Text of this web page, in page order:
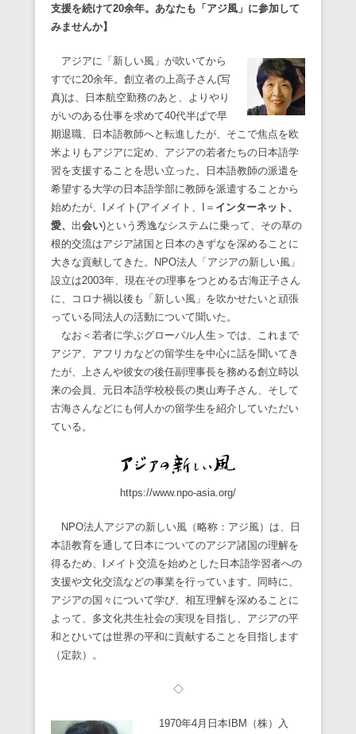
支援を続けて20余年。あなたも「アジ風」に参加して
みませんか】
アジアに「新しい風」が吹いてから
すでに20余年。創立者の上高子さん(写
真)は、日本航空勤務のあと、よりやり
がいのある仕事を求めて40代半ばで早
期退職、日本語教師へと転進したが、そこで焦点を欧
米よりもアジアに定め、アジアの若者たちの日本語学
習を支援することを思い立った。日本語教師の派遣を
希望する大学の日本語学部に教師を派遣することから
始めたが、Iメイト(アイメイト、I＝ インターネット、
愛、 出会い)という秀逸なシステムに乗って、その草の
根的交流はアジア諸国と日本のきずなを深めることに
大きな貢献してきた。NPO法人「アジアの新しい風」
設立は2003年、現在その理事をつとめる古海正子さん
に、コロナ禍以後も「新しい風」を吹かせたいと頑張
っている同法人の活動について聞いた。
なお＜若者に学ぶグローバル人生＞では、これまで
アジア、アフリカなどの留学生を中心に話を聞いてき
たが、上さんや彼女の後任副理事長を務める創立時以
来の会員、元日本語学校校長の奥山寿子さん、そして
古海さんなどにも何人かの留学生を紹介していただい
ている。
https://www.npo-asia.org/
NPO法人アジアの新しい風（略称：アジ風）は、日
本語教育を通して日本についてのアジア諸国の理解を
得るため、Iメイト交流を始めとした日本語学習者への
支援や文化交流などの事業を行っています。同時に、
アジアの国々について学び、相互理解を深めることに
よって、多文化共生社会の実現を目指し、アジアの平
和とひいては世界の平和に貢献することを目指します
（定款）。
◇
1970年4月日本IBM（株）入